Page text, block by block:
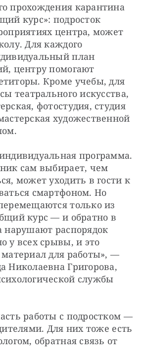
прохождения карантина
курс»: подросток
центра, может
Для каждого
план
центру помогают
Кроме учебы, для
театрального искусства,
фотостудия, студия
художественной
программа.
сам выбирает, чем
может уходить в гости к
смартфоном. Но
только из
курс — и обратно в
нарушают распорядок
у всех срывы, и это
для работы», —
Николаевна Григорова,
службы
работы с подростком —
Для них тоже есть
обратная связь от